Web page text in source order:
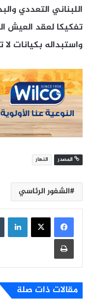
اللبناني التعددي
تفكيكا لعقد العيش
واستبداله بكيانات لا
المصدر النهار
الشغور الرئاسي
طباعة
مقالات ذات صلة